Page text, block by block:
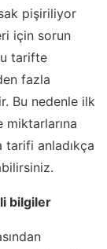
pişiriliyor
için sorun
tarifte
fazla
Bu nedenle ilk
tarifi anladıkça
bilgiler